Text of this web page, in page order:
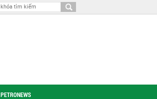
PETRONEWS